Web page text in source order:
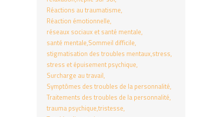
Réactions au traumatisme
Réaction émotionnelle
réseaux sociaux et santé mentale
santé mentale Sommeil difficile
stigmatisation des troubles mentaux stress
stress et épuisement psychique
Surcharge au travail
Symptômes des troubles de la personnalité
Traitements des troubles de la personnalité
trauma psychique tristesse